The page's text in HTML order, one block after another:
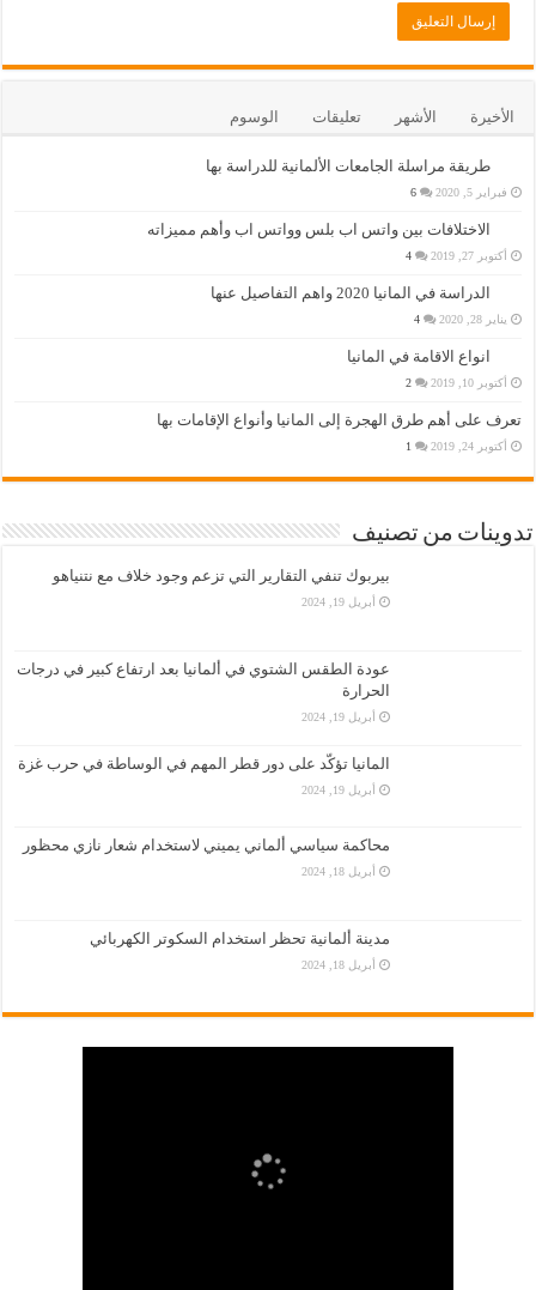
الأخيرة الأشهر تعليقات الوسوم
طريقة مراسلة الجامعات الألمانية للدراسة بها
فبراير 5, 2020 6
الاختلافات بين واتس اب بلس وواتس اب وأهم مميزاته
أكتوبر 27, 2019 4
الدراسة في المانيا 2020 واهم التفاصيل عنها
يناير 28, 2020 4
انواع الاقامة في المانيا
أكتوبر 10, 2019 2
تعرف على أهم طرق الهجرة إلى المانيا وأنواع الإقامات بها
أكتوبر 24, 2019 1
تدوينات من تصنيف
بيربوك تنفي التقارير التي تزعم وجود خلاف مع نتنياهو
أبريل 19, 2024
عودة الطقس الشتوي في ألمانيا بعد ارتفاع كبير في درجات
الحرارة
أبريل 19, 2024
المانيا تؤكّد على دور قطر المهم في الوساطة في حرب غزة
أبريل 19, 2024
محاكمة سياسي ألماني يميني لاستخدام شعار نازي محظور
أبريل 18, 2024
مدينة ألمانية تحظر استخدام السكوتر الكهربائي
أبريل 18, 2024